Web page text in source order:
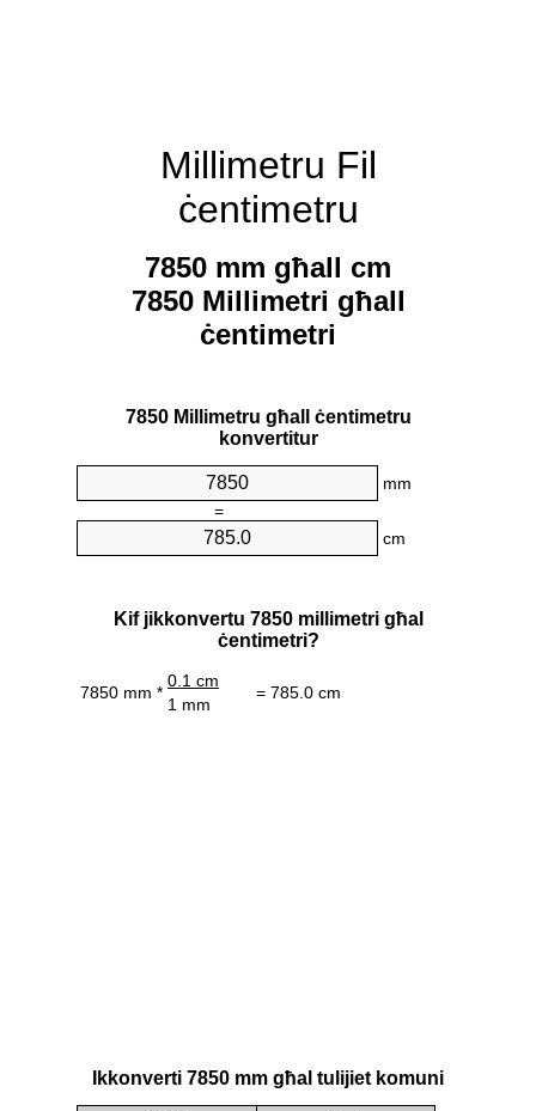
Millimetru Fil
ċentimetru
7850 mm għall cm
7850 Millimetri għall
ċentimetri
7850 Millimetru għall ċentimetru
konvertitur
mm
=
cm
Kif jikkonvertu 7850 millimetri għal
ċentimetri?
7850 mm *
0.1 cm
= 785.0 cm
1 mm
Ikkonverti 7850 mm għal tulijiet komuni